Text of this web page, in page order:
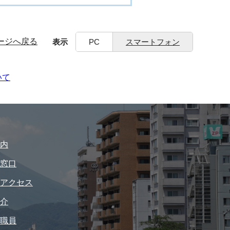
ジへ戻る 表示 PC スマートフォン
口
クセス
員